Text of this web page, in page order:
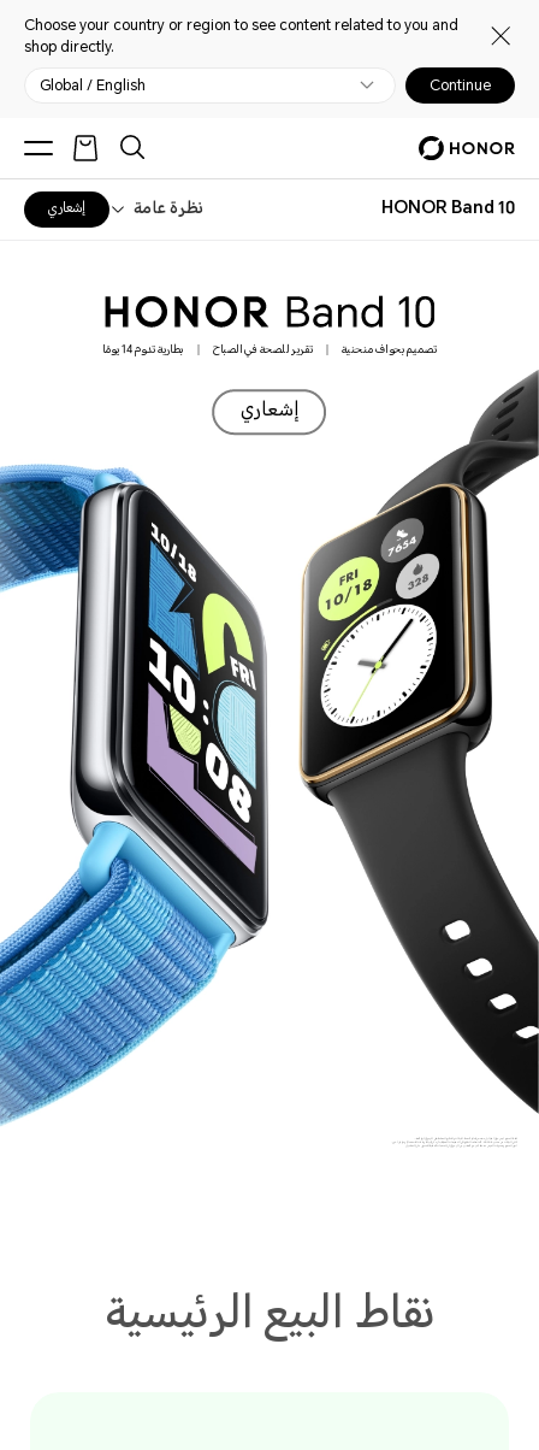
Choose your country or region to see content related to you and
shop directly.
Global / English Continue
HONOR Band 10 نظرة عامة إشعاري
تصميم بحواف منحنية | تقرير للصحة في الصباح | بطارية تدوم 14 يومًا
إشعاري
*هذا المنتج ليس جهازًا طبيًا بل مخصص لإدارة الصحة. البيانات والنتائج المقاسة هي للرجوع إليها فقط.
*تأتي البيانات من مختبر HONOR. قد تختلف النتائج في التطبيقات الفعلية بناءً على البيئة، وعادات الاستخدام، وعوامل أخرى.
*صور المنتج ومحتويات العرض مقدمة كمرجع فقط، يرجى الرجوع إلى المنتجات الفعلية للحصول على التفاصيل.
نقاط البيع الرئيسية